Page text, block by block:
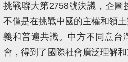
挑戰聯大第2758號決議，企圖
不僅是在挑戰中國的主權和領
義和普遍共識。中方不同意台
會，得到了國際社會廣泛理解